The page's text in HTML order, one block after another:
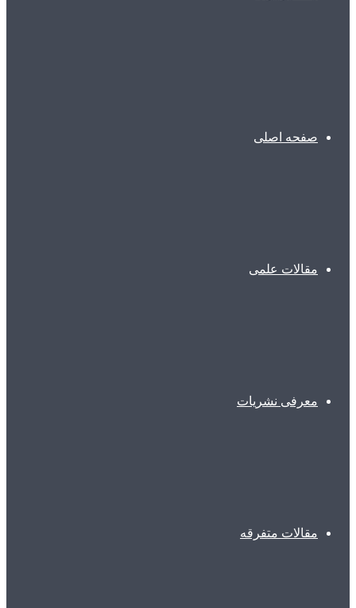
صفحه اصلی
مقالات علمی
معرفی نشریات
مقالات متفرقه